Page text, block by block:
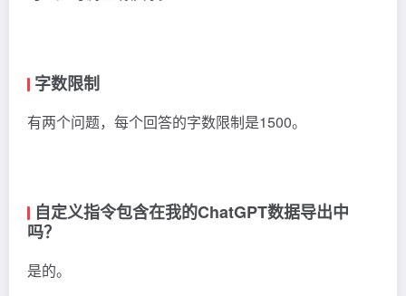
字数限制
有两个问题，每个回答的字数限制是1500。
自定义指令包含在我的ChatGPT数据导出中
吗？
是的。